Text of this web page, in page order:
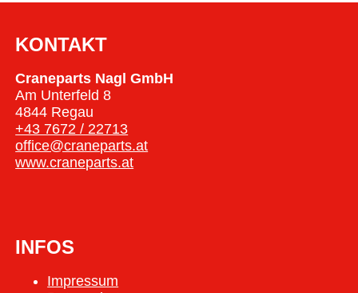
KONTAKT
Craneparts Nagl GmbH
Am Unterfeld 8
4844 Regau
+43 7672 / 22713
office@craneparts.at
www.craneparts.at
INFOS
Impressum